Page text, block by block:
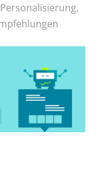
Personalisierung,